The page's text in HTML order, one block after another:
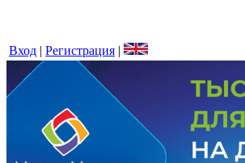
Вход | Регистрация |